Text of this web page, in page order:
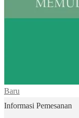
Baru
Informasi Pemesanan